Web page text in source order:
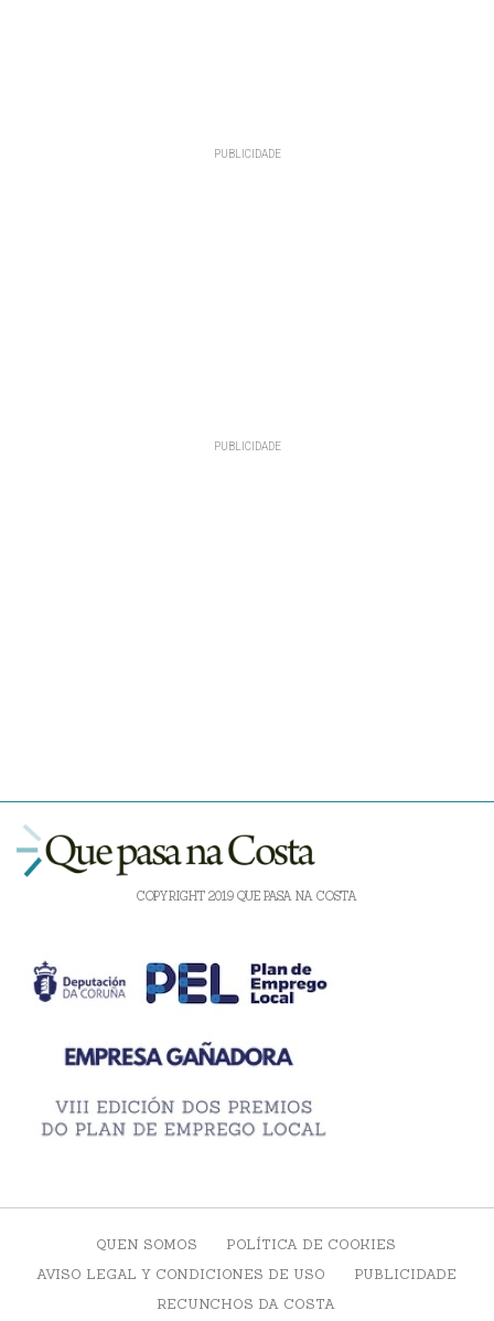
COPYRIGHT 2019 QUE PASA NA COSTA
QUEN SOMOS
POLÍTICA DE COOKIES
AVISO LEGAL Y CONDICIONES DE USO
PUBLICIDADE
RECUNCHOS DA COSTA